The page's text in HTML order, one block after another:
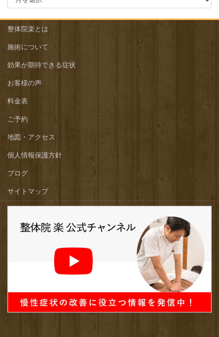
イ
整体院楽とは
施術について
効果が期待できる症状
お客様の声
料金表
ご予約
地図・アクセス
個人情報保護方針
ブログ
サイトマップ